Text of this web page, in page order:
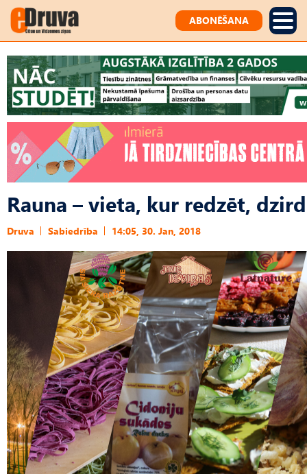
ABONĒŠANA
Rauna – vieta, kur redzēt,
Druva Sabiedrība 14:05, 30. Jan, 2018